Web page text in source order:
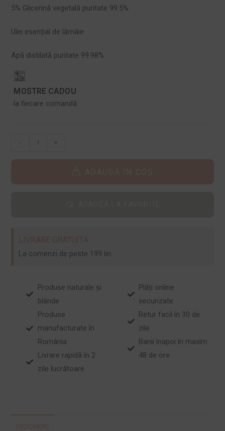
5% Glicerină vegetală puritate 99.5%
Ulei esențial de lămâie
Apă distilată puritate 99.98%
MOSTRE CADOU
la fiecare comandă
- +
LIVRARE GRATUITĂ
La comenzi de peste 199 lei.
Produse naturale și
blânde
Produse
manufacturate în
România
Livrare rapidă în 2
zile lucrătoare
Plăți online
securizate
Retur facil în 30 de
zile
Banii înapoi în maxim
48 de ore